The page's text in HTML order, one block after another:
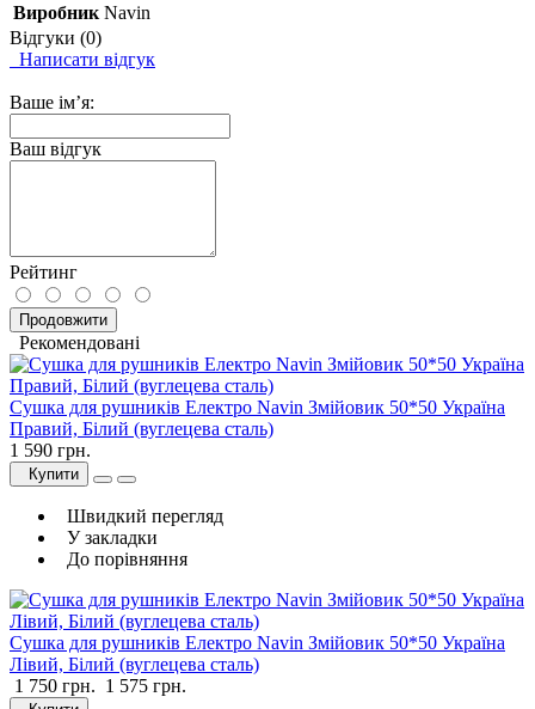
Виробник Navin
Відгуки (0)
Написати відгук
Ваше ім’я:
Ваш відгук
Рейтинг
Продовжити
Рекомендовані
Сушка для рушників Електро Navin Змійовик 50*50 Україна
Правий, Білий (вуглецева сталь)
1 590 грн.
Купити
Швидкий перегляд
У закладки
До порівняння
Сушка для рушників Електро Navin Змійовик 50*50 Україна
Лівий, Білий (вуглецева сталь)
1 750 грн. 1 575 грн.